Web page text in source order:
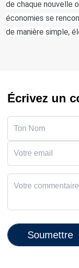
de chaque nouvelle
économies se
de manière simple,
Écrivez un
Soumettre